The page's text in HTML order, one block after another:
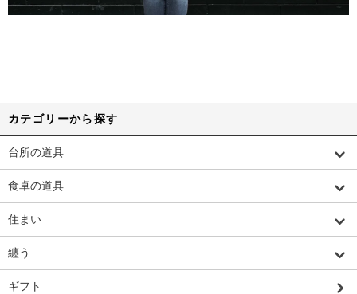
カテゴリーから探す
台所の道具
食卓の道具
住まい
纏う
ギフト